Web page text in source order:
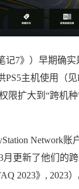
7》）早期确实
主机使用（
限扩大到“跨机
Network账
更新了他们的
2023》, 2023